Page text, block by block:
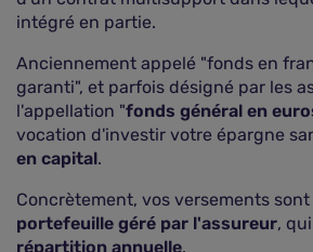
intégré en partie.
Anciennement appelé "fonds en
garanti", et parfois désigné par les
l'appellation "fonds général en
vocation d'investir votre épargne
en capital.
Concrètement, vos versements
portefeuille géré par l'assureur,
répartition annuelle.